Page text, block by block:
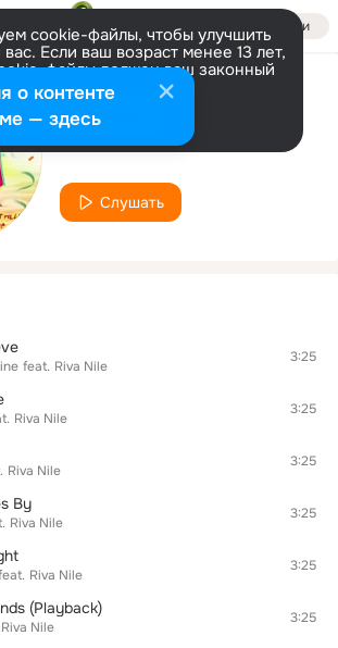
Войти
cookie-файлы, чтобы улучшить
Если ваш возраст менее 13 лет,
файлы должен ваш законный
Больше информации
все Настроить
Исполнитель
Riva Nile
Слушать
feat. Riva Nile
3:25
Riva Nile
3:25
Riva Nile
3:25
By
Riva Nile
3:25
Riva Nile
3:25
(Playback)
Riva Nile
3:25
о контенте
— здесь